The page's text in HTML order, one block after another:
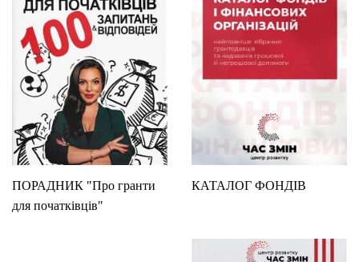
ПОРАДНИК "Про гранти
для початківців"
КАТАЛОГ ФОНДІВ